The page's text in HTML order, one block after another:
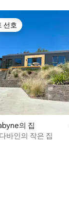
트 선호
선호
의 집
바인의 작은 집